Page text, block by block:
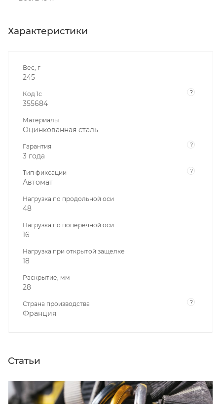
Характеристики
Вес, г
245
Код 1с ?
355684
Материалы
Оцинкованная сталь
Гарантия ?
3 года
Тип фиксации ?
Автомат
Нагрузка по продольной оси
48
Нагрузка по поперечной оси
16
Нагрузка при открытой защелке
18
Раскрытие, мм
28
Страна производства ?
Франция
Статьи